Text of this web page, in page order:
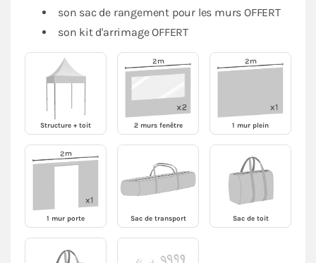
son sac de rangement pour les murs OFFERT
son kit d'arrimage OFFERT
Structure + toit 2 murs fenêtre 1 mur plein
1 mur porte Sac de transport Sac de toit